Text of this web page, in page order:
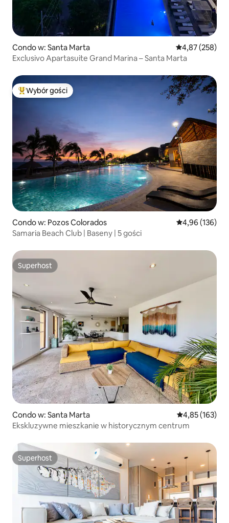
Condo w: Santa Marta Średnia
4,87 (258)
Exclusivo Apartasuite Grand Marina – Santa Marta
Najpopularniejsze z kategorii Wybór gości
Wybór gości
Condo w: Pozos Colorados Średnia
4,96 (136)
Samaria Beach Club | Baseny | 5 gości
Superhost
Superhost
Condo w: Santa Marta Średnia
4,85 (163)
Ekskluzywne mieszkanie w historycznym centrum
Superhost
Superhost